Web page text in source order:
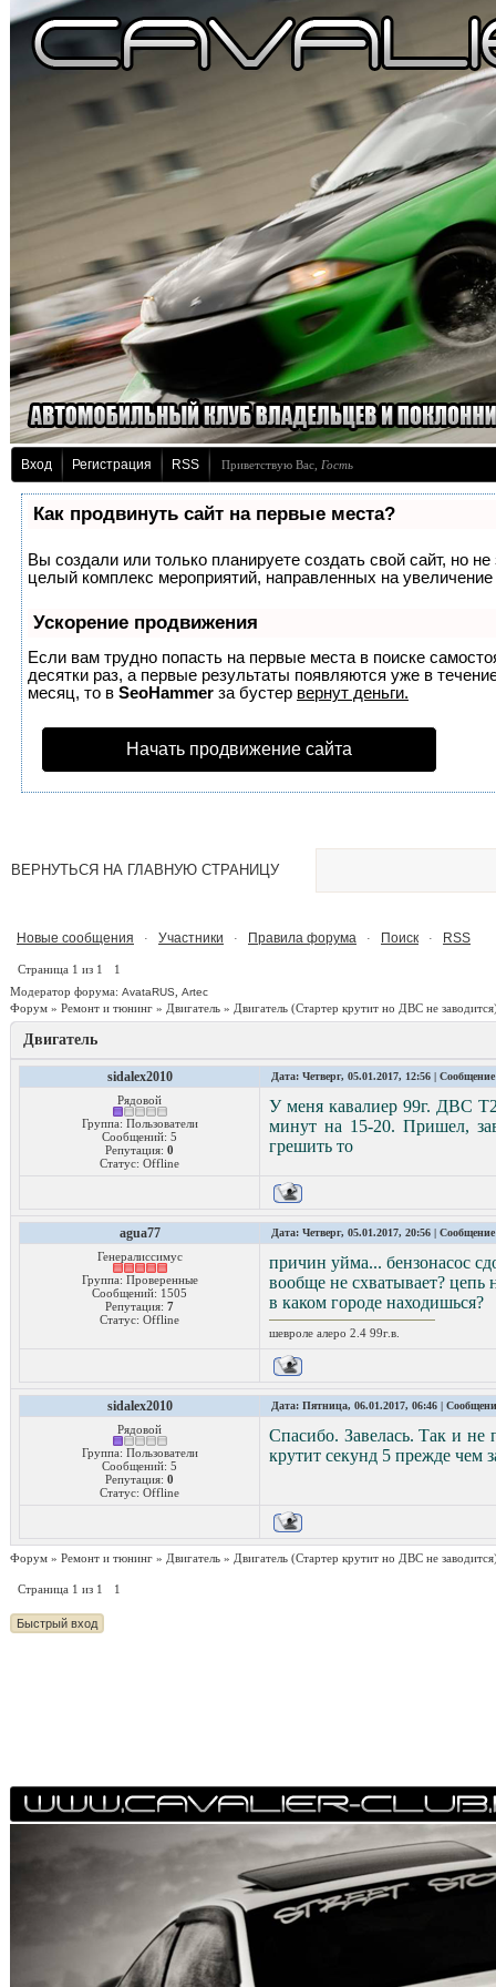
Вход Регистрация RSS Приветствую Вас Гость
Как продвинуть сайт на первые места?
Вы создали или только планируете создать свой сайт, но
целый комплекс мероприятий, направленных на
Ускорение продвижения
Если вам трудно попасть на первые места в поиске
десятки раз, а первые результаты появляются уже в
месяц, то в SeoHammer за бустер вернут деньги.
Начать продвижение сайта
ВЕРНУТЬСЯ НА ГЛАВНУЮ СТРАНИЦУ
Новые сообщения · Участники · Правила форума · Поиск · RSS
Страница 1 из 1
1
Модератор форума: AvataRUS Artec
Форум » Ремонт и тюнинг » Двигатель » Двигатель (Стартер крутит но ДВС не
Двигатель
sidalex2010 Дата: Четверг, 05.01.2017, 12:56 |
Рядовой
Группа: Пользователи
Сообщений: 5
Репутация: 0
Статус: Offline
У меня кавалиер 99г. ДВС
минут на 15-20. Пришел,
грешить то
agua77 Дата: Четверг, 05.01.2017, 20:56 |
Генералиссимус
Группа: Проверенные
Сообщений: 1505
Репутация: 7
Статус: Offline
причин уйма... бензонасос
вообще не схватывает? цепь
в каком городе находишься?
шевроле алеро 2.4 99г.в.
sidalex2010 Дата: Пятница, 06.01.2017, 06:46 |
Рядовой
Группа: Пользователи
Сообщений: 5
Репутация: 0
Статус: Offline
Спасибо. Завелась. Так и не
крутит секунд 5 прежде чем
Форум » Ремонт и тюнинг » Двигатель » Двигатель (Стартер крутит но ДВС не
Страница 1 из 1 1